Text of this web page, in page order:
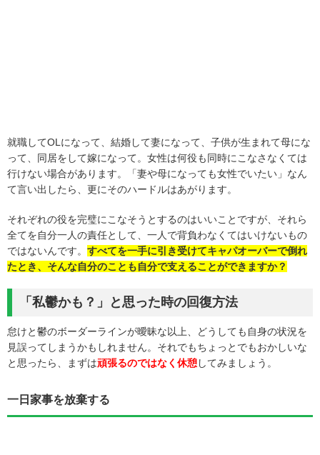
就職してOLになって、結婚して妻になって、子供が生まれて母にな
って、同居をして嫁になって。女性は何役も同時にこなさなくては
行けない場合があります。「妻や母になっても女性でいたい」なん
て言い出したら、更にそのハードルはあがります。
それぞれの役を完璧にこなそうとするのはいいことですが、それら
全てを自分一人の責任として、一人で背負わなくてはいけないもの
ではないんです。 すべてを一手に引き受けてキャパオーバーで倒れ
たとき、そんな自分のことも自分で支えることができますか？
「私鬱かも？」と思った時の回復方法
怠けと鬱のボーダーラインが曖昧な以上、どうしても自身の状況を
見誤ってしまうかもしれません。それでもちょっとでもおかしいな
と思ったら、まずは頑張るのではなく休憩してみましょう。
一日家事を放棄する